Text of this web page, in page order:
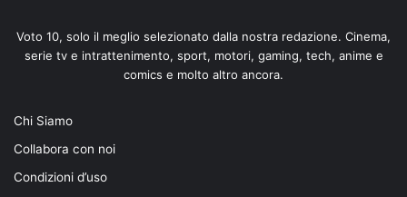
Voto 10, solo il meglio selezionato dalla nostra redazione. Cinema,
serie tv e intrattenimento, sport, motori, gaming, tech, anime e
comics e molto altro ancora.
Chi Siamo
Collabora con noi
Condizioni d’uso